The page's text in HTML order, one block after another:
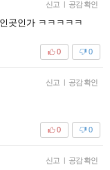
신고 | 공감 확인
곳인가 ㅋㅋㅋㅋㅋ
0
0
신고 | 공감 확인
0
0
신고 | 공감 확인